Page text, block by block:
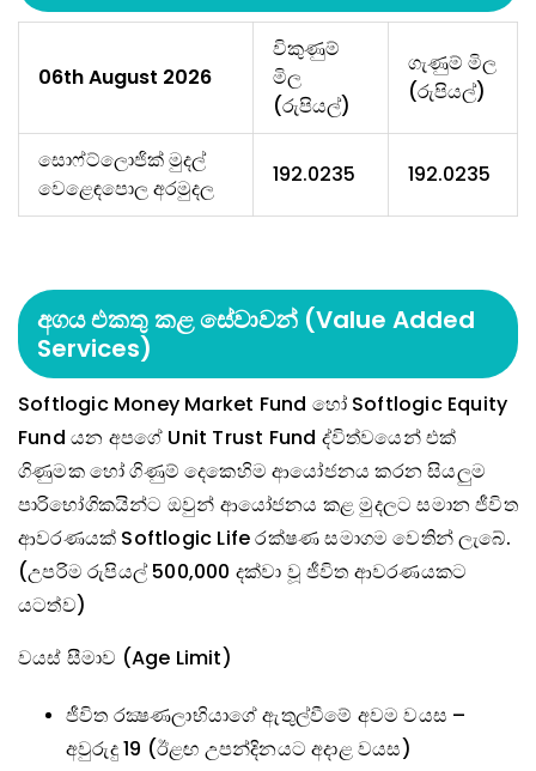
06th August 2026
විකුණුම්
මිල
(රුපියල්)
ගැණුම් මිල
(රුපියල්)
සොෆ්ට්ලොජික් මුදල්
වෙළෙඳපොල අරමුදල
192.0235 192.0235
අගය එකතු කළ සේවාවන් (Value Added
Services)
Softlogic Money Market Fund හෝ Softlogic Equity
Fund යන අපගේ Unit Trust Fund ද්විත්වයෙන් එක්
ගිණුමක හෝ ගිණුම් දෙකෙහිම ආයෝජනය කරන සියලුම
පාරිභෝගිකයින්ට ඔවුන් ආයෝජනය කළ මුදලට සමාන ජීවිත
ආවරණයක් Softlogic Life රක්ෂණ සමාගම වෙතින් ලැබේ.
(උපරිම රුපියල් 500,000 දක්වා වූ ජීවිත ආවරණයකට
යටත්ව)
වයස් සීමාව (Age Limit)
ජීවිත රක්‍ෂණලාභියාගේ ඇතුල්වීමේ අවම වයස –
අවුරුදු 19 (ඊළඟ උපන්දිනයට අදාළ වයස)